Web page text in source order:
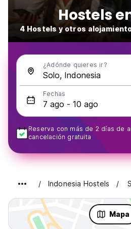
Hostels
4 Hostels y otros
¿Adónde quieres ir?
Fechas
Reserva con más de 2 días de
cancelación gratuita
Indonesia Hostels
Mapa